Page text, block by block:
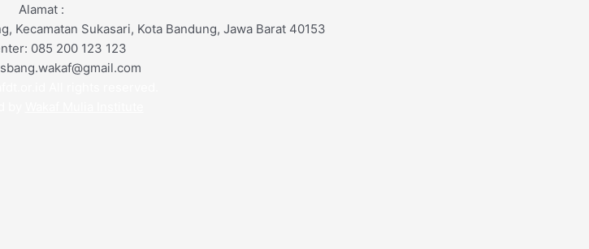
Alamat :
Kecamatan Sukasari, Kota Bandung, Jawa Barat 40153
085 200 123 123